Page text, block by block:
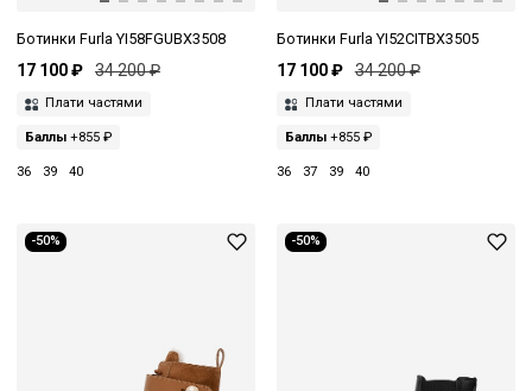
Ботинки Furla YI58FGUBX3508
17 100 ₽ 34 200 ₽
Плати частями
Баллы +855 ₽
36 39 40
Ботинки Furla YI52CITBX3505
17 100 ₽ 34 200 ₽
Плати частями
Баллы+855 ₽
36 37 39 40
-50% -50%